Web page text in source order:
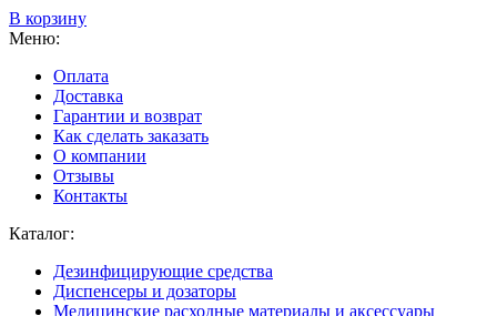
В корзину
Меню:
Оплата
Доставка
Гарантии и возврат
Как сделать заказать
О компании
Отзывы
Контакты
Каталог:
Дезинфицирующие средства
Диспенсеры и дозаторы
Медицинские расходные материалы и аксессуары